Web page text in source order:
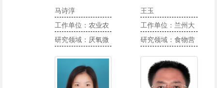
马诗淳
工作单位：农业农
村部沼气科学研究
所
研究领域：厌氧微
生物资源, 厌氧微
生物转化技术
王玉
工作单位：兰州大
学营养与健康研究
中心
研究领域：食物营
养与人群健康、人
群营养评价与干预